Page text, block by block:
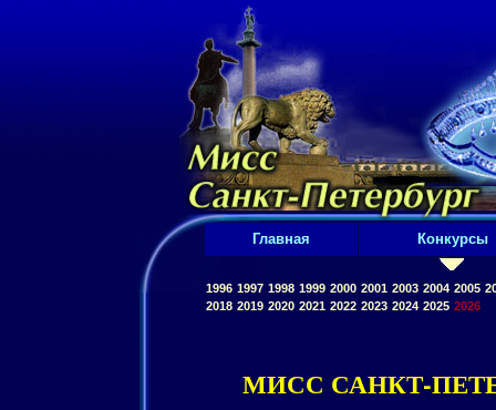
Главная Конкурсы
1996 1997 1998 1999 2000 2001 2003 2004 2005
2018 2019 2020 2021 2022 2023 2024 2025 2026
МИСС САНКТ-